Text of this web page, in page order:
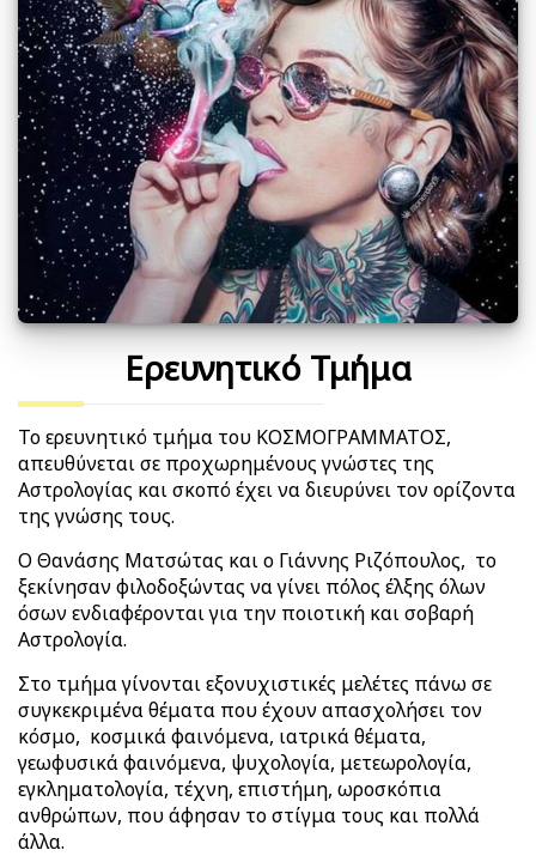
Ερευνητικό Τμήμα
Το ερευνητικό τμήμα του ΚΟΣΜΟΓΡΑΜΜΑΤΟΣ,
απευθύνεται σε προχωρημένους γνώστες της
Αστρολογίας και σκοπό έχει να διευρύνει τον ορίζοντα
της γνώσης τους.
Ο Θανάσης Ματσώτας και ο Γιάννης Ριζόπουλος, το
ξεκίνησαν φιλοδοξώντας να γίνει πόλος έλξης όλων
όσων ενδιαφέρονται για την ποιοτική και σοβαρή
Αστρολογία.
Στο τμήμα γίνονται εξονυχιστικές μελέτες πάνω σε
συγκεκριμένα θέματα που έχουν απασχολήσει τον
κόσμο, κοσμικά φαινόμενα, ιατρικά θέματα,
γεωφυσικά φαινόμενα, ψυχολογία, μετεωρολογία,
εγκληματολογία, τέχνη, επιστήμη, ωροσκόπια
ανθρώπων, που άφησαν το στίγμα τους και πολλά
άλλα.